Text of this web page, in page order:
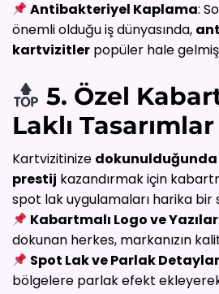
Antibakteriyel Kaplama:
önemli olduğu iş dünyasında,
kartvizitler popüler hale
5. Özel
Laklı Tasarımlar
Kartvizitinize
prestij kazandırmak için
spot lak uygulamaları harika bir
Kabartmalı Logo ve Yazılar
dokunan herkes, markanızın
Spot Lak ve Parlak
bölgelere parlak efekt